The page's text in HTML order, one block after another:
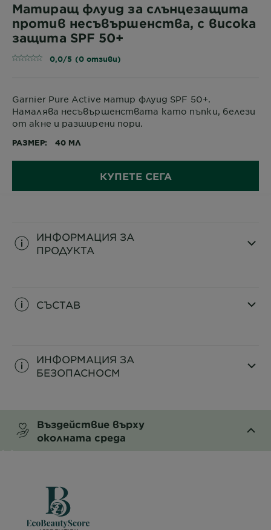
Матиращ флуид за слънцезащита
против несъвършенства, с висока
защита SPF 50+
0,0/5 (0 отзиви)
Garnier Pure Active матир флуид SPF 50+.
Намалява несъвършенствата като пъпки, белези
от акне и разширени пори.
РАЗМЕР 40 МЛ
КУПЕТЕ СЕГА
ИНФОРМАЦИЯ ЗА
ПРОДУКТА
СЪСТАВ
ИНФОРМАЦИЯ ЗА
БЕЗОПАСНОСM
Въздействие върху
околната среда